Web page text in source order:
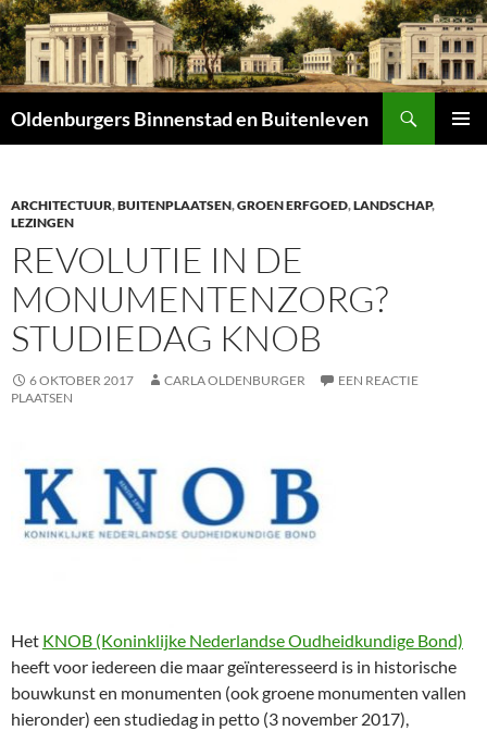
Oldenburgers Binnenstad en Buitenleven
ARCHITECTUUR,BUITENPLAATSEN,GROEN ERFGOED,LANDSCHAP,
LEZINGEN
REVOLUTIE IN DE
MONUMENTENZORG?
STUDIEDAG KNOB
6 OKTOBER 2017 CARLA OLDENBURGER
EEN REACTIE
PLAATSEN
Het KNOB (Koninklijke Nederlandse Oudheidkundige Bond)
heeft voor iedereen die maar geïnteresseerd is in historische
bouwkunst en monumenten (ook groene monumenten vallen
hieronder) een studiedag in petto (3 november 2017),